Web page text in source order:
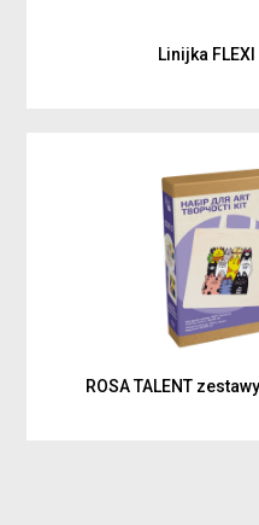
Linijka
ROSA TALENT